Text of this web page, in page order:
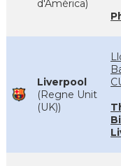
d'Amèrica)
Liverpool
(Regne Unit
(UK))